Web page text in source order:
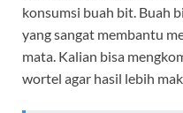
konsumsi buah bit. Buah
yang sangat membantu
mata. Kalian bisa
wortel agar hasil lebih